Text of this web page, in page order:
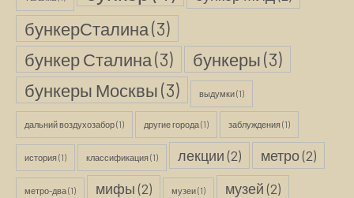
бункерСталина(3)
бункер Сталина(3) бункеры(3)
бункеры Москвы(3) выдумки(1)
дальний воздухозабор(1) другие города(1) заблуждения(1)
история(1) классификация(1) лекции(2) метро(2)
метро-два(1) мифы(2) музеи(1) музей(2)